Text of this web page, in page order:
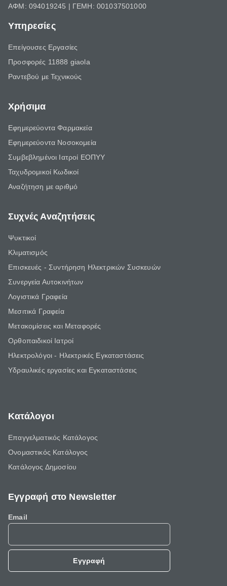
ΑΦΜ: 094019245 | ΓΕΜΗ: 001037501000
Υπηρεσίες
Επείγουσες Εργασίες
Προσφορές 11888 giaola
Ραντεβού με Τεχνικούς
Χρήσιμα
Εφημερεύοντα Φαρμακεία
Εφημερεύοντα Νοσοκομεία
Συμβεβλημένοι Ιατροί ΕΟΠΥΥ
Ταχυδρομικοί Κωδικοί
Αναζήτηση με αριθμό
Συχνές Αναζητήσεις
Ψυκτικοί
Κλιματισμός
Επισκευές - Συντήρηση Ηλεκτρικών Συσκευών
Συνεργεία Αυτοκινήτων
Λογιστικά Γραφεία
Μεσιτικά Γραφεία
Μετακομίσεις και Μεταφορές
Ορθοπαιδικοί Ιατροί
Ηλεκτρολόγοι - Ηλεκτρικές Εγκαταστάσεις
Υδραυλικές εργασίες και Εγκαταστάσεις
Κατάλογοι
Επαγγελματικός Κατάλογος
Ονομαστικός Κατάλογος
Κατάλογος Δημοσίου
Εγγραφή στο Newsletter
Email
Εγγραφή